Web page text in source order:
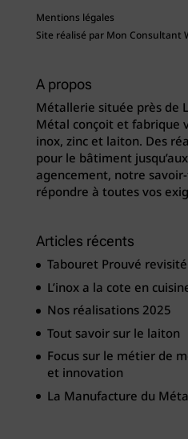
Mentions légales
Site réalisé parMon Consultant
A propos
Métallerie située près de
Métal conçoit et fabrique
inox, zinc et laiton. Des
pour le bâtiment
agencement, notre
répondre à toutes vos
Articles récents
Tabouret Prouvé revisité
L’inox a la cote en
Nos réalisations 2025
Tout savoir sur le laiton
Focus sur le métier de
et innovation
La Manufacture du